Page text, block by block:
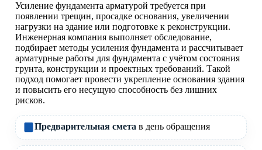
Усиление фундамента арматурой требуется при
появлении трещин, просадке основания, увеличении
нагрузки на здание или подготовке к реконструкции.
Инженерная компания выполняет обследование,
подбирает методы усиления фундамента и рассчитывает
арматурные работы для фундамента с учётом состояния
грунта, конструкции и проектных требований. Такой
подход помогает провести укрепление основания здания
и повысить его несущую способность без лишних
рисков.
Предварительная смета в день обращения